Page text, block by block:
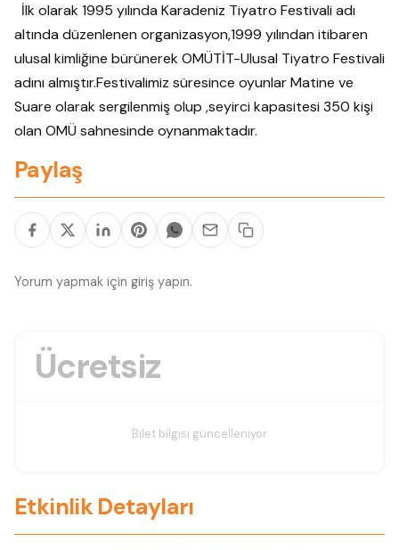
İlk olarak 1995 yılında Karadeniz Tiyatro Festivali adı
altında düzenlenen organizasyon,1999 yılından itibaren
ulusal kimliğine bürünerek OMÜTİT-Ulusal Tiyatro Festivali
adını almıştır.Festivalimiz süresince oyunlar Matine ve
Suare olarak sergilenmiş olup ,seyirci kapasitesi 350 kişi
olan OMÜ sahnesinde oynanmaktadır.
Paylaş
Yorum yapmak için giriş yapın.
Ücretsiz
Bilet bilgisi güncelleniyor
Etkinlik Detayları